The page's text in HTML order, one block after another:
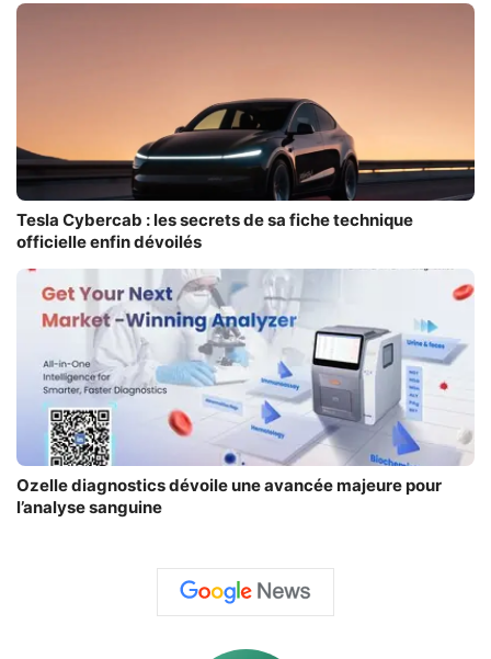
Tesla Cybercab : les secrets de sa fiche technique
officielle enfin dévoilés
Ozelle diagnostics dévoile une avancée majeure pour
l’analyse sanguine